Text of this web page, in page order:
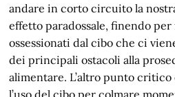
andare in corto circuito la
effetto paradossale, finendo
ossessionati dal cibo che ci
dei principali ostacoli alla
alimentare. L’altro punto critico
l’uso del cibo per colmare